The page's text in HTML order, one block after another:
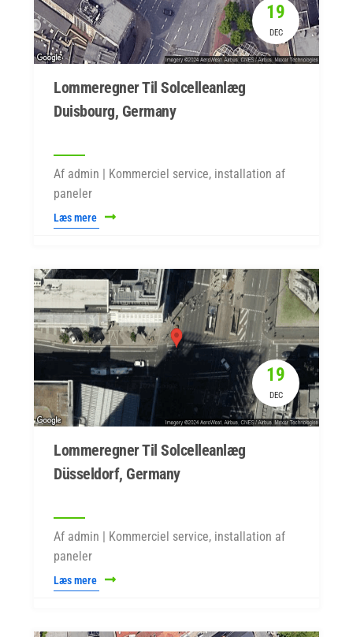
19
DEC
Lommeregner Til Solcelleanlæg
Duisbourg, Germany
Af admin | Kommerciel service, installation af
paneler
Læs mere
19
DEC
Lommeregner Til Solcelleanlæg
Düsseldorf, Germany
Af admin | Kommerciel service, installation af
paneler
Læs mere